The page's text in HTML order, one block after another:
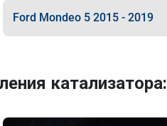
Ford Mondeo 5 2015 - 2019
катализатора: